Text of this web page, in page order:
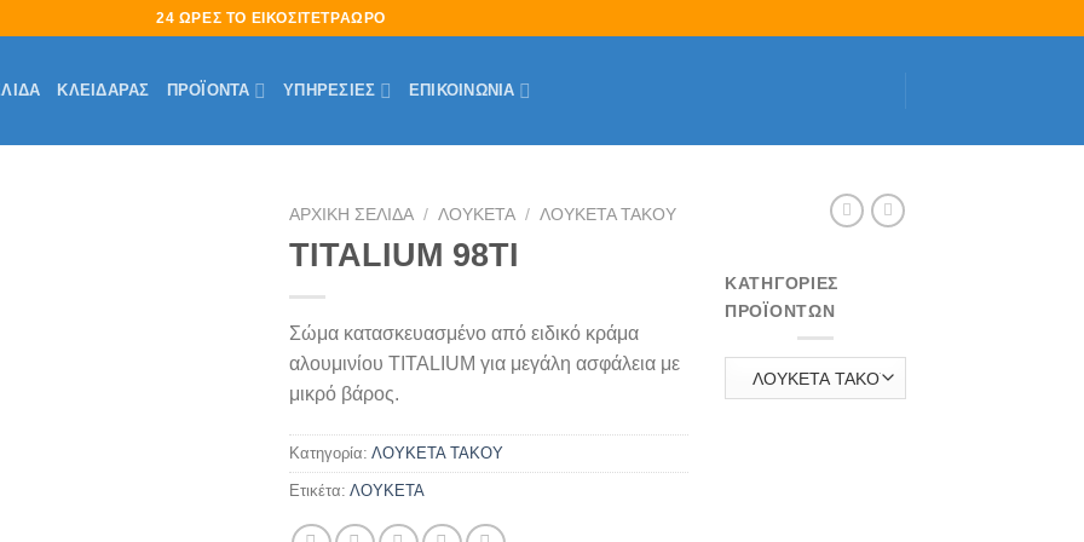
24 ΩΡΕΣ ΤΟ ΕΙΚΟΣΙΤΕΤΡΑΩΡΟ
ΚΛΕΙΔΑΡΑΣ ΠΡΟΪΟΝΤΑ ΥΠΗΡΕΣΙΕΣ ΕΠΙΚΟΙΝΩΝΙΑ
ΑΡΧΙΚΉ ΣΕΛΊΔΑ / ΛΟΥΚΕΤΑ / ΛΟΥΚΕΤΑ ΤΑΚΟΥ
TITALIUM 98TI
Σώμα κατασκευασμένο από ειδικό κράμα
αλουμινίου TITALIUM για μεγάλη ασφάλεια με
μικρό βάρος.
Κατηγορία: ΛΟΥΚΕΤΑ ΤΑΚΟΥ
Ετικέτα: ΛΟΥΚΕΤΑ
ΚΑΤΗΓΟΡΊΕΣ
ΠΡΟΪΌΝΤΩΝ